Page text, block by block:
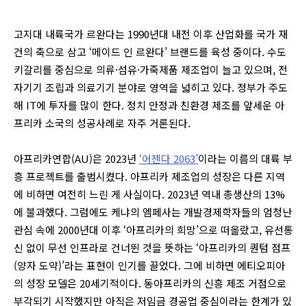
고지대 내륙국가 르완다는 1990년대 내전 이후 산업화를 국가 재
건의 축으로 삼고 ‘메이드 인 르완다’ 브랜드를 육성 중이다. 수도
키갈리를 중심으로 의류·섬유·가죽제품 제조업이 늘고 있으며, 전
자기기 조립과 의료기기 분야로 영역을 넓히고 있다. 정부가 주도
해 IT에 투자를 많이 한다. 정치 안정과 친환경 제조를 앞세운 아
프리카 소국의 성공사례로 자주 거론된다.
아프리카연합(AU)은 2023년 ‘어젠다 2063’이라는 이름의 대륙 부
흥 프로젝트를 출범시켰다. 아프리카 제조업의 성장은 다른 지역
에 비하면 여전히 느린 게 사실이다. 2023년 역내 총생산의 13%
에 불과했다. 그럼에도 케냐의 엠페사는 개발경제학자들의 엄청난
관심 속에 2000년대 이후 ‘아프리카의 희망’으로 떠올랐고, 유선통
신 없이 무선 인프라로 건너뛴 것을 뜻하는 ‘아프리카의 퀀텀 점프
(양자 도약)’라는 표현이 인기를 끌었다. 그에 비하면 에티오피아
의 성장 모델은 20세기적이다. 동아프리카의 신흥 제조 거점으로
부각되기 시작했지만 아직은 저임금 경공업 중심이라는 한계가 있